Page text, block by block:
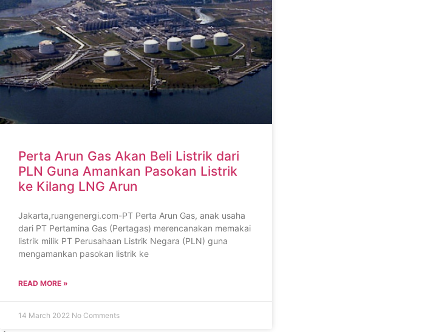
Perta Arun Gas Akan Beli Listrik dari
PLN Guna Amankan Pasokan Listrik
ke Kilang LNG Arun
Jakarta,ruangenergi.com-PT Perta Arun Gas, anak usaha
dari PT Pertamina Gas (Pertagas) merencanakan memakai
listrik milik PT Perusahaan Listrik Negara (PLN) guna
mengamankan pasokan listrik ke
READ MORE »
14 March 2022 No Comments